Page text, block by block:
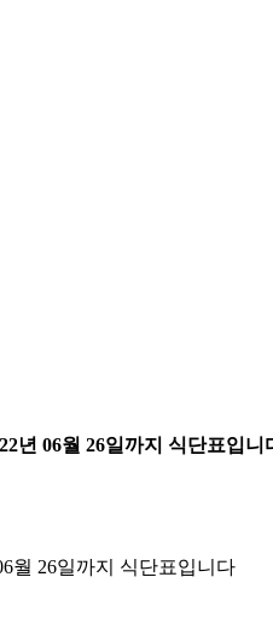
년 06월 26일까지 식단표입니
월 26일까지 식단표입니다